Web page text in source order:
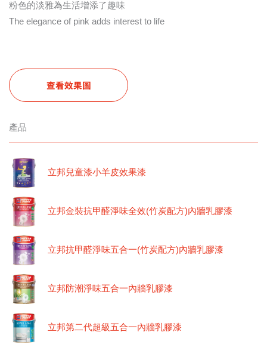
粉色的淡雅為生活增添了趣味
The elegance of pink adds interest to life
查看效果圖
產品
立邦兒童漆小羊皮效果漆
立邦金裝抗甲醛淨味全效(竹炭配方)內牆乳膠漆
立邦抗甲醛淨味五合一(竹炭配方)內牆乳膠漆
立邦防潮淨味五合一內牆乳膠漆
立邦第二代超級五合一內牆乳膠漆